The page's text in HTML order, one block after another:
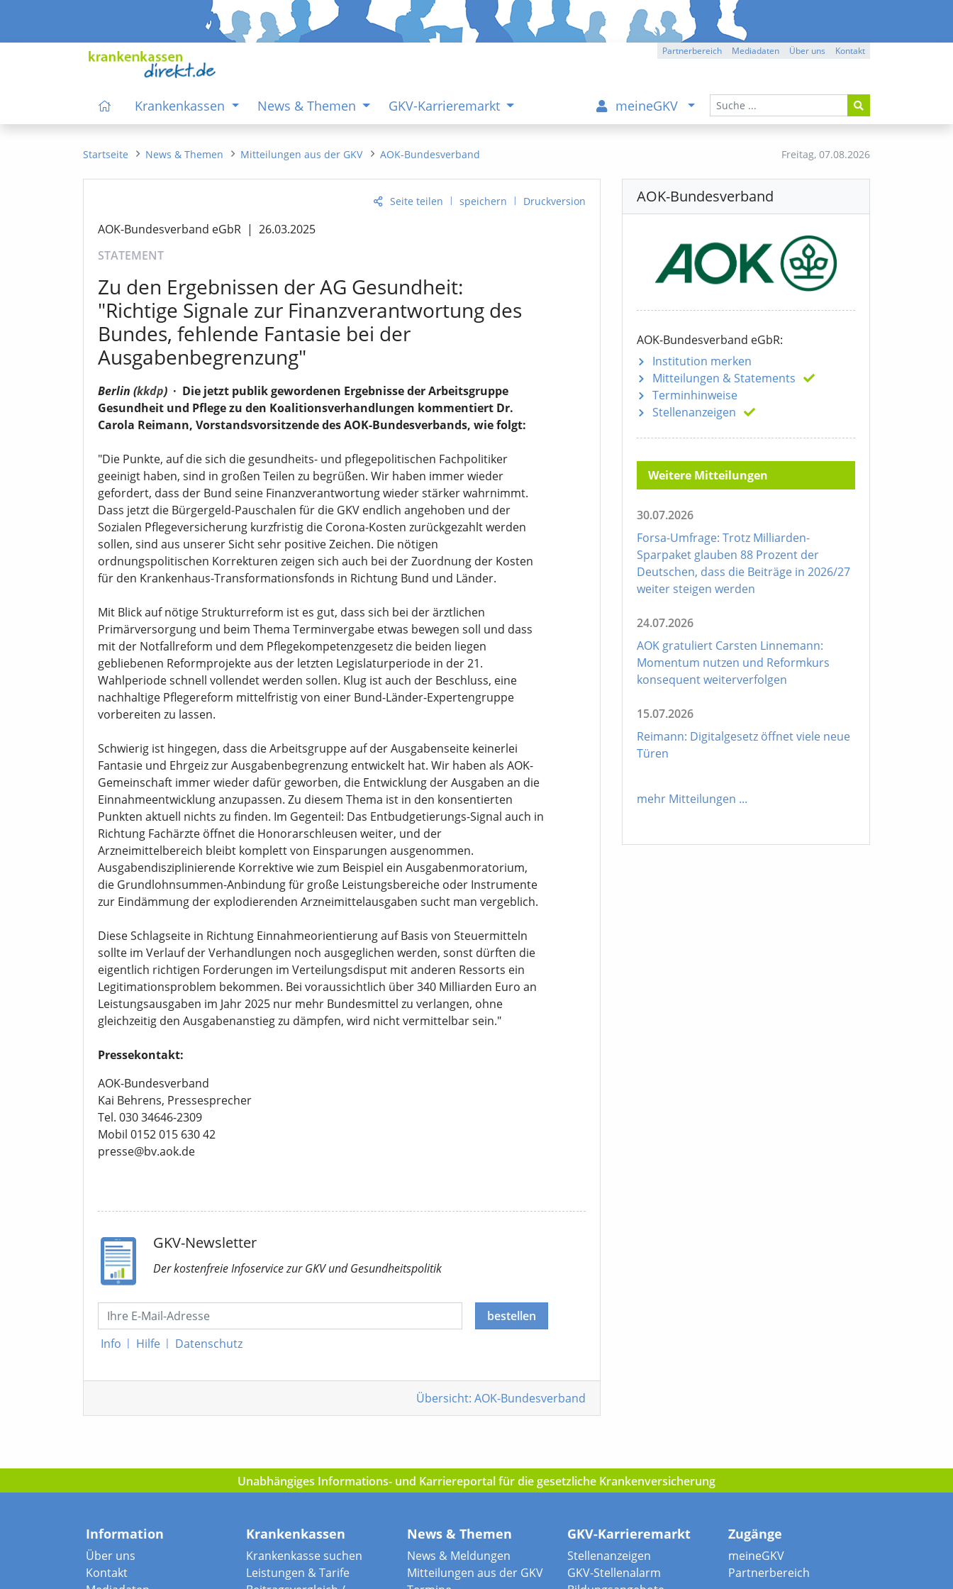
Partnerbereich Mediadaten Über uns Kontakt
Krankenkassen News & Themen GKV-Karrieremarkt meineGKV
Freitag, 07.08.2026
Startseite News & Themen Mitteilungen aus der GKV AOK-Bundesverband
Seite teilen | speichern | Druckversion
AOK-Bundesverband eGbR | 26.03.2025
STATEMENT
Zu den Ergebnissen der AG Gesundheit:
"Richtige Signale zur Finanzverantwortung des
Bundes, fehlende Fantasie bei der
Ausgabenbegrenzung"
Berlin (kkdp) · Die jetzt publik gewordenen Ergebnisse der Arbeitsgruppe
Gesundheit und Pflege zu den Koalitionsverhandlungen kommentiert Dr.
Carola Reimann, Vorstandsvorsitzende des AOK-Bundesverbands, wie folgt:
"Die Punkte, auf die sich die gesundheits- und pflegepolitischen Fachpolitiker
geeinigt haben, sind in großen Teilen zu begrüßen. Wir haben immer wieder
gefordert, dass der Bund seine Finanzverantwortung wieder stärker wahrnimmt.
Dass jetzt die Bürgergeld-Pauschalen für die GKV endlich angehoben und der
Sozialen Pflegeversicherung kurzfristig die Corona-Kosten zurückgezahlt werden
sollen, sind aus unserer Sicht sehr positive Zeichen. Die nötigen
ordnungspolitischen Korrekturen zeigen sich auch bei der Zuordnung der Kosten
für den Krankenhaus-Transformationsfonds in Richtung Bund und Länder.
Mit Blick auf nötige Strukturreform ist es gut, dass sich bei der ärztlichen
Primärversorgung und beim Thema Terminvergabe etwas bewegen soll und dass
mit der Notfallreform und dem Pflegekompetenzgesetz die beiden liegen
gebliebenen Reformprojekte aus der letzten Legislaturperiode in der 21.
Wahlperiode schnell vollendet werden sollen. Klug ist auch der Beschluss, eine
nachhaltige Pflegereform mittelfristig von einer Bund-Länder-Expertengruppe
vorbereiten zu lassen.
Schwierig ist hingegen, dass die Arbeitsgruppe auf der Ausgabenseite keinerlei
Fantasie und Ehrgeiz zur Ausgabenbegrenzung entwickelt hat. Wir haben als AOK-
Gemeinschaft immer wieder dafür geworben, die Entwicklung der Ausgaben an die
Einnahmeentwicklung anzupassen. Zu diesem Thema ist in den konsentierten
Punkten aktuell nichts zu finden. Im Gegenteil: Das Entbudgetierungs-Signal auch in
Richtung Fachärzte öffnet die Honorarschleusen weiter, und der
Arzneimittelbereich bleibt komplett von Einsparungen ausgenommen.
Ausgabendisziplinierende Korrektive wie zum Beispiel ein Ausgabenmoratorium,
die Grundlohnsummen-Anbindung für große Leistungsbereiche oder Instrumente
zur Eindämmung der explodierenden Arzneimittelausgaben sucht man vergeblich.
Diese Schlagseite in Richtung Einnahmeorientierung auf Basis von Steuermitteln
sollte im Verlauf der Verhandlungen noch ausgeglichen werden, sonst dürften die
eigentlich richtigen Forderungen im Verteilungsdisput mit anderen Ressorts ein
Legitimationsproblem bekommen. Bei voraussichtlich über 340 Milliarden Euro an
Leistungsausgaben im Jahr 2025 nur mehr Bundesmittel zu verlangen, ohne
gleichzeitig den Ausgabenanstieg zu dämpfen, wird nicht vermittelbar sein."
Pressekontakt:
AOK-Bundesverband
Kai Behrens, Pressesprecher
Tel. 030 34646-2309
Mobil 0152 015 630 42
presse@bv.aok.de
GKV-Newsletter
Der kostenfreie Infoservicezur GKVund Gesundheitspolitik
Info | Hilfe | Datenschutz
bestellen
Übersicht: AOK-Bundesverband
AOK-Bundesverband
AOK-Bundesverband eGbR:
Institution merken
Mitteilungen & Statements
Terminhinweise
Stellenanzeigen
Weitere Mitteilungen
30.07.2026
Forsa-Umfrage: Trotz Milliarden-
Sparpaket glauben 88 Prozent der
Deutschen, dass die Beiträge in 2026/27
weiter steigen werden
24.07.2026
AOK gratuliert Carsten Linnemann:
Momentum nutzen und Reformkurs
konsequent weiterverfolgen
15.07.2026
Reimann: Digitalgesetz öffnet viele neue
Türen
mehr Mitteilungen ...
Unabhängiges Informations- und Karriereportal für die gesetzliche Krankenversicherung
Information
Über uns
Kontakt
Krankenkassen
Krankenkasse suchen
Leistungen & Tarife
News & Themen
News & Meldungen
Mitteilungen aus der GKV
GKV-Karrieremarkt
Stellenanzeigen
GKV-Stellenalarm
Zugänge
meineGKV
Partnerbereich